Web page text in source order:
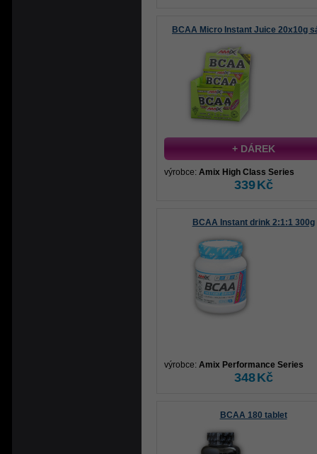
BCAA Micro Instant Juice 20x10g
+ DÁREK
výrobce: Amix High Class Series
339Kč
BCAA Instant drink 2:1:1 300g
výrobce: Amix Performance Series
348Kč
BCAA 180 tablet